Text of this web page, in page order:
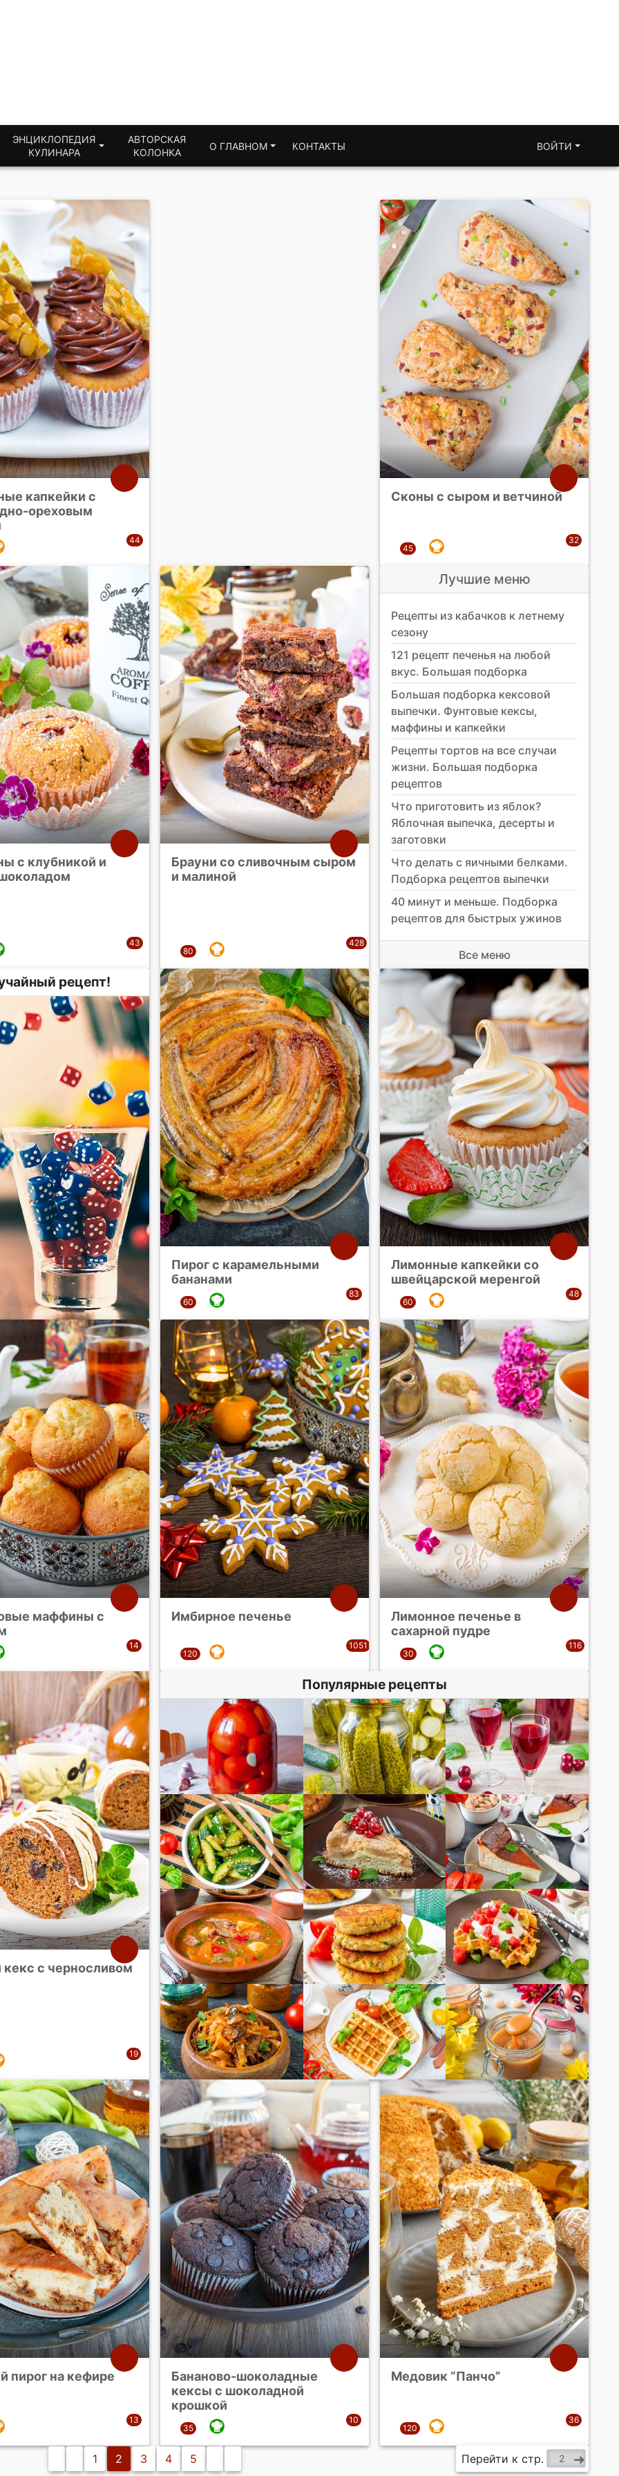
ЭНЦИКЛОПЕДИЯ
КУЛИНАРА
АВТОРСКАЯ
КОЛОНКА
О ГЛАВНОМ КОНТАКТЫ ВОЙТИ
капкейки с
ореховым
Сконы с сыром и ветчиной
с клубникой и
Брауни со сливочным сыром
и малиной
Лучшие меню
Рецепты из кабачков к летнему
сезону
121 рецепт печенья на любой
вкус. Большая подборка
Большая подборка кексовой
выпечки. Фунтовые кексы,
маффины и капкейки
Рецепты тортов на все случаи
жизни. Большая подборка
рецептов
Что приготовить из яблок?
Яблочная выпечка, десерты и
заготовки
Что делать с яичными белками.
Подборка рецептов выпечки
40 минут и меньше. Подборка
рецептов для быстрых ужинов
Все меню
рецепт!
Пирог с карамельными
бананами
Лимонные капкейки со
швейцарской меренгой
маффины с
Имбирное печенье
Лимонное печенье в
сахарной пудре
с черносливом
Популярные рецепты
пирог на кефире
Бананово-шоколадные
кексы с шоколадной
крошкой
Медовик “Панчо”
1 2 3 4 5 Перейти к стр.